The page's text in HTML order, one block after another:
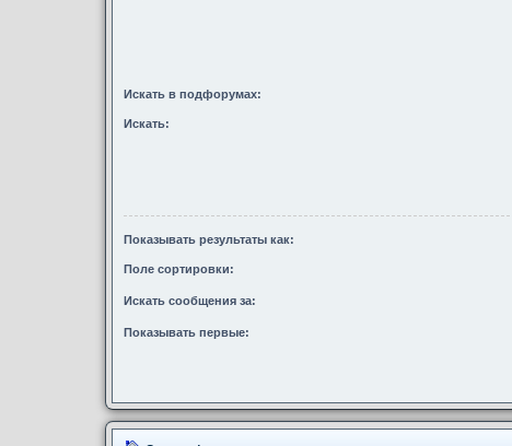
Искать в подфорумах:
Искать:
Показывать результаты как:
Поле сортировки:
Искать сообщения за:
Показывать первые: